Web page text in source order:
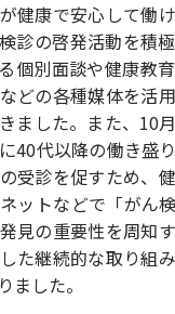
健康で安心して働
診の啓発活動を積
個別面談や健康教
どの各種媒体を活
ました。また、10
40代以降の働き盛
受診を促すため、
ットなどで「がん
見の重要性を周知
た継続的な取り組
ました。